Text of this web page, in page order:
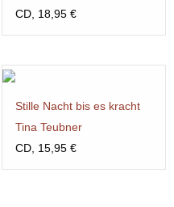
CD, 18,95 €
Stille Nacht bis es kracht
Tina Teubner
CD, 15,95 €